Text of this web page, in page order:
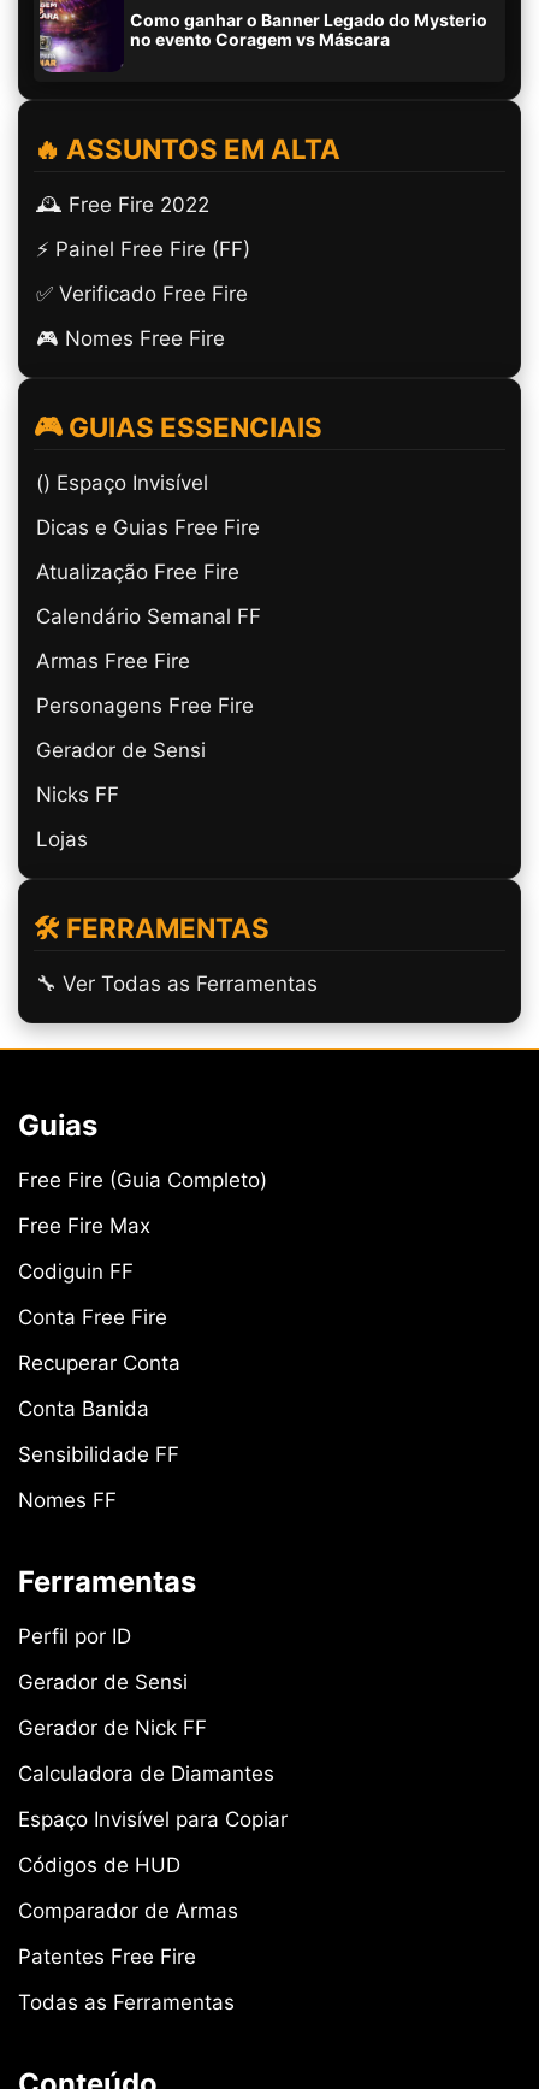
Como ganhar o Banner Legado do Mysterio
no evento Coragem vs Máscara
🔥 ASSUNTOS EM ALTA
🕰️ Free Fire 2022
⚡ Painel Free Fire (FF)
✅ Verificado Free Fire
🎮 Nomes Free Fire
🎮 GUIAS ESSENCIAIS
(ㅤ) Espaço Invisível
Dicas e Guias Free Fire
Atualização Free Fire
Calendário Semanal FF
Armas Free Fire
Personagens Free Fire
Gerador de Sensi
Nicks FF
Lojas
🛠️ FERRAMENTAS
🔧 Ver Todas as Ferramentas
Guias
Free Fire (Guia Completo)
Free Fire Max
Codiguin FF
Conta Free Fire
Recuperar Conta
Conta Banida
Sensibilidade FF
Nomes FF
Ferramentas
Perfil por ID
Gerador de Sensi
Gerador de Nick FF
Calculadora de Diamantes
Espaço Invisível para Copiar
Códigos de HUD
Comparador de Armas
Patentes Free Fire
Todas as Ferramentas